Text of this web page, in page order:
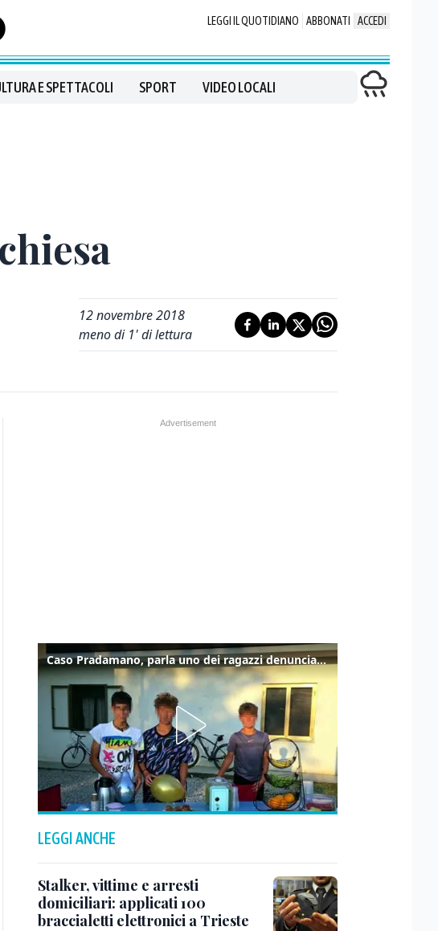
LEGGI IL QUOTIDIANO ABBONATI ACCEDI
E SPETTACOLI SPORT VIDEO LOCALI
12 novembre 2018
meno di 1' di lettura
Caso Pradamano, parla uno dei ragazzi denunciati per la limonata: "Volevo anche aiutare i miei"
LEGGI ANCHE
Stalker, vittime e arresti
domiciliari: applicati 100
braccialetti elettronici a Trieste